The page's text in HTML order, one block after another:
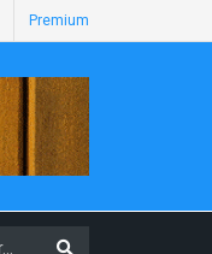
Premium